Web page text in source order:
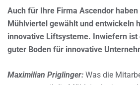
Auch für Ihre Firma Ascendor
Mühlviertel gewählt und entwickeln
innovative Liftsysteme. Inwiefern ist
guter Boden für innovative
Maximilian Priglinger: Was die